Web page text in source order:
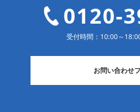
0120-
受付時間：10:00～
お問い合わせ